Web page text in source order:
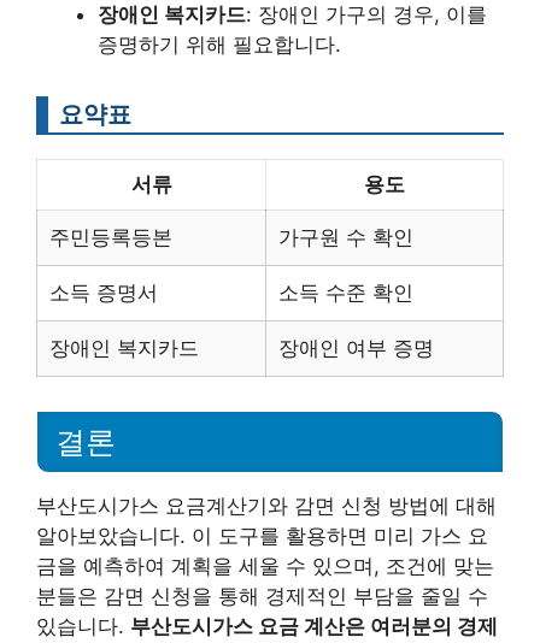
장애인 복지카드: 장애인 가구의 경우, 이를
증명하기 위해 필요합니다.
요약표
서류 용도
주민등록등본 가구원 수 확인
소득 증명서 소득 수준 확인
장애인 복지카드 장애인 여부 증명
결론
부산도시가스 요금계산기와 감면 신청 방법에 대해
알아보았습니다. 이 도구를 활용하면 미리 가스 요
금을 예측하여 계획을 세울 수 있으며, 조건에 맞는
분들은 감면 신청을 통해 경제적인 부담을 줄일 수
있습니다. 부산도시가스 요금 계산은 여러분의 경제